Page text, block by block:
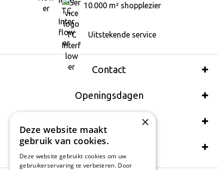
10.000 m² shopplezier
Uitstekende service
Contact
Openingsdagen
Wij accepteren ook:
Schrijf een recensie
×
Deze website maakt
gebruik van cookies.
Deze website gebruikt cookies om uw
gebruikerservaring te verbeteren. Door